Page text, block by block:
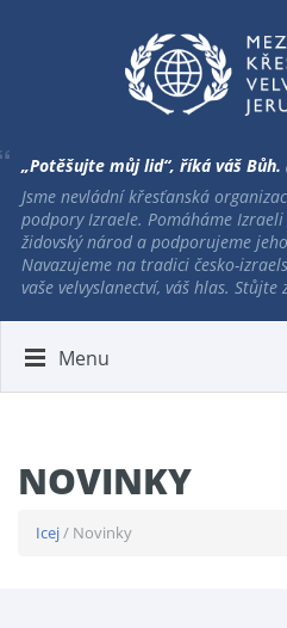
„Potěšujte můj lid“, říká váš Bůh.
Jsme nevládní křesťanská
podpory Izraele. Pomáháme
židovský národ a podporujeme
Navazujeme na tradici česko-
vaše velvyslanectví, váš hlas.
Menu
NOVINKY
Icej/ Novinky